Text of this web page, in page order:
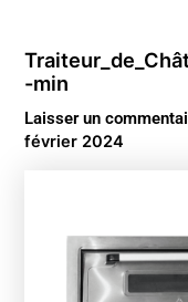
-min
Laisser un
février 2024